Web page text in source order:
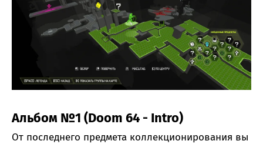
Альбом №1 (Doom 64 - Intro)
От последнего предмета коллекционирования вы